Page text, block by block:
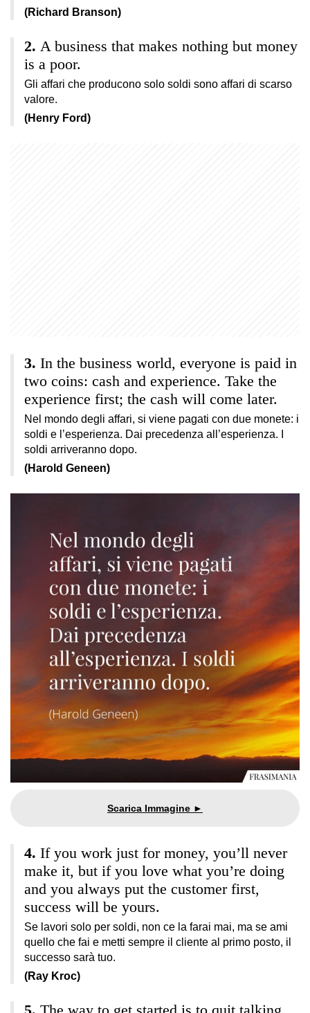
(Richard Branson)
A business that makes nothing but money
is a poor.
Gli affari che producono solo soldi sono affari di scarso
valore.
(Henry Ford)
In the business world, everyone is paid in
two coins: cash and experience. Take the
experience first; the cash will come later.
Nel mondo degli affari, si viene pagati con due monete: i
soldi e l’esperienza. Dai precedenza all’esperienza. I
soldi arriveranno dopo.
(Harold Geneen)
If you work just for money, you’ll never
make it, but if you love what you’re doing
and you always put the customer first,
success will be yours.
Se lavori solo per soldi, non ce la farai mai, ma se ami
quello che fai e metti sempre il cliente al primo posto, il
successo sarà tuo.
(Ray Kroc)